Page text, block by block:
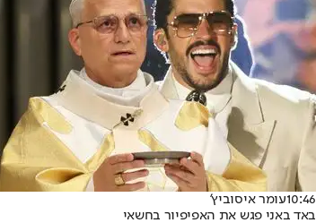
10:46עומר איסוביץ'
באד באני פגש את האפיפיור בחשאי